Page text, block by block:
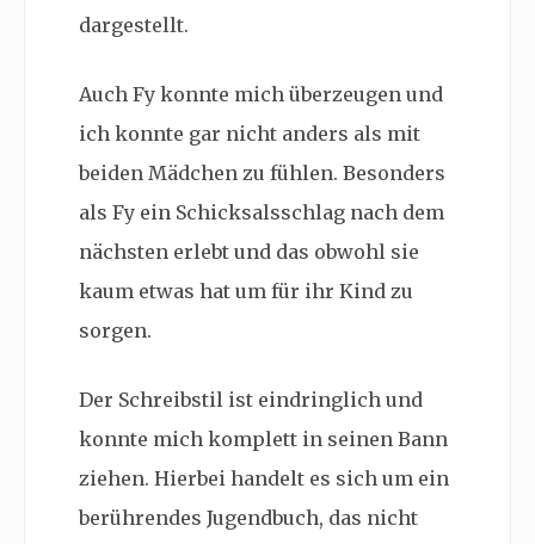
dargestellt.
Auch Fy konnte mich überzeugen und
ich konnte gar nicht anders als mit
beiden Mädchen zu fühlen. Besonders
als Fy ein Schicksalsschlag nach dem
nächsten erlebt und das obwohl sie
kaum etwas hat um für ihr Kind zu
sorgen.
Der Schreibstil ist eindringlich und
konnte mich komplett in seinen Bann
ziehen. Hierbei handelt es sich um ein
berührendes Jugendbuch, das nicht